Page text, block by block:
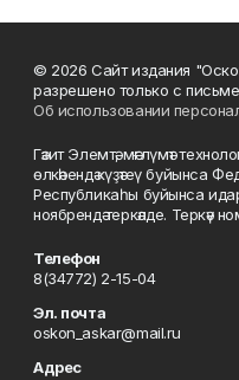
© 2026 Сайт издания
разрешено только с
Об использовании
Гәзит Элемтә, мәғлүмәт
өлкәһендә күҙәтеү буйынса
Республикаһы буйынса
ноябрендә теркәлде.
Телефон
8(34772) 2-15-04
Эл. почта
oskon_askar@mail.ru
Адрес